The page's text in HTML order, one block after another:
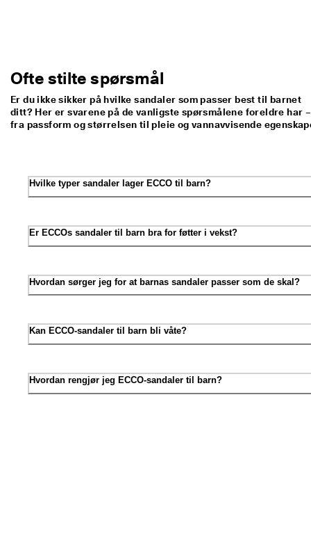
Ofte stilte spørsmål
Er du ikke sikker på hvilke sandaler som passer best til barnet
ditt? Her er svarene på de vanligste spørsmålene foreldre har –
fra passform og størrelsen til pleie og vannavvisende
Hvilke typer sandaler lager ECCO til barn?
Er ECCOs sandaler til barn bra for føtter i vekst?
Hvordan sørger jeg for at barnas sandaler passer som de skal?
Kan ECCO-sandaler til barn bli våte?
Hvordan rengjør jeg ECCO-sandaler til barn?